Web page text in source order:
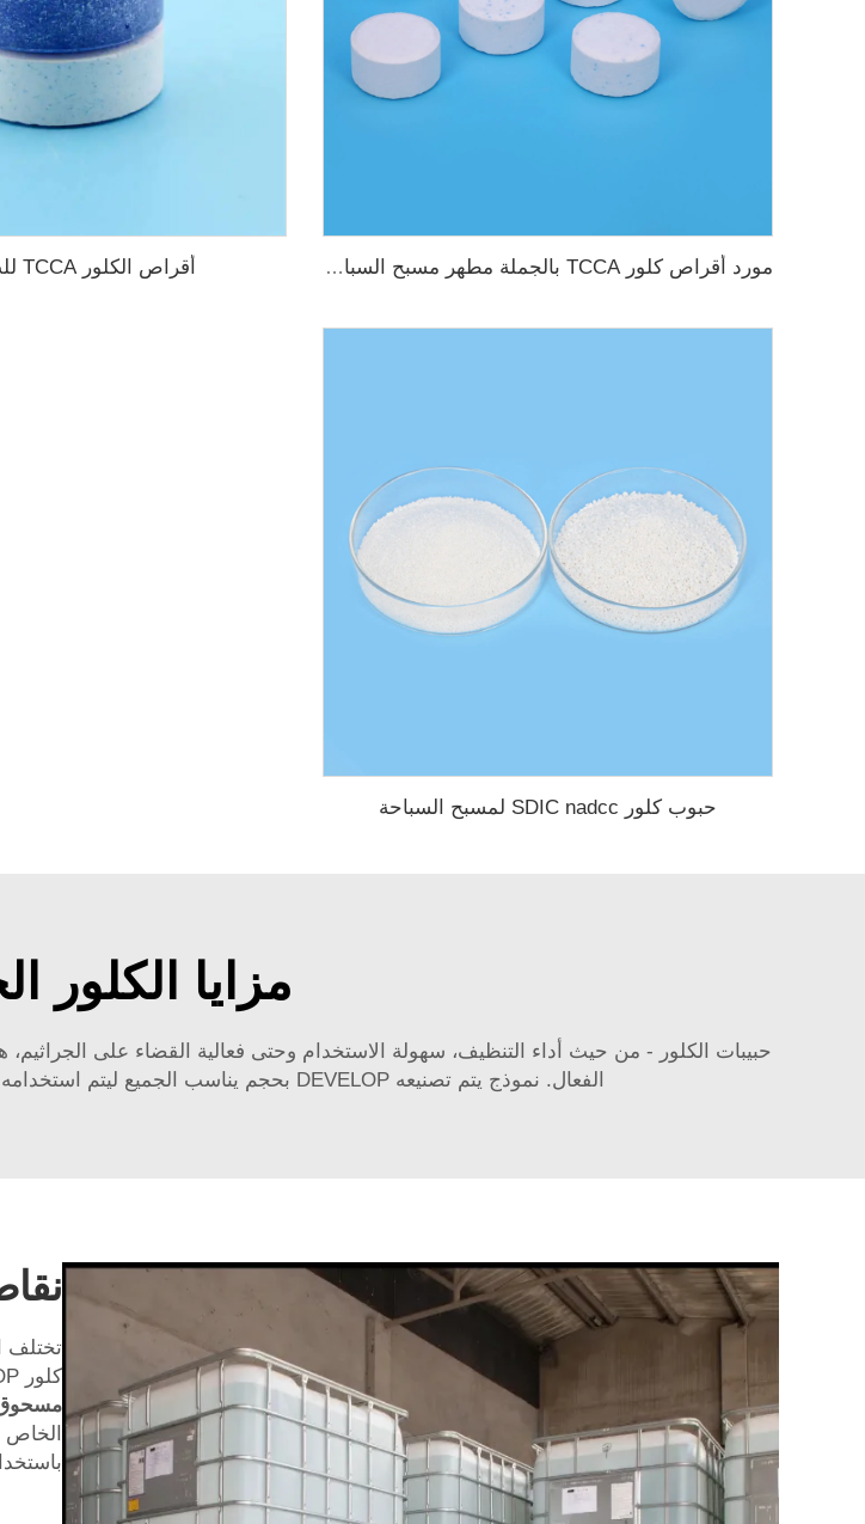
مورد أقراص كلور TCCA بالجملة مطهر مسبح السباحة أقراص الكلور TCCA للبассين
حبوب كلور SDIC nadcc لمسبح السباحة
مزايا الكلور
حبيبات الكلور - من حيث أداء التنظيف، سهولة الاستخدام وحتى فعالية القضاء على الجراثيم،
الفعال. نموذج يتم تصنيعه DEVELOP بحجم يناسب الجميع ليتم استخدامه ويمكن أن يعمل بشكل جيد في أنواع مختلفة من المسابح.
تختلف
كلور DEVELOP قادر دائمًا على قتل البكتيريا والجراثيم في وقت قصير عند خلطه
مسحوق
الخاص